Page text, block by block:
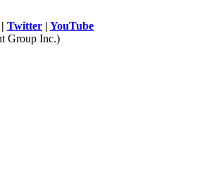
| Twitter | YouTube
Group Inc.)